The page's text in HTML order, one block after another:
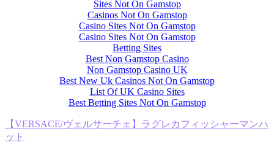
Sites Not On Gamstop
Casinos Not On Gamstop
Casino Sites Not On Gamstop
Casino Sites Not On Gamstop
Betting Sites
Best Non Gamstop Casino
Non Gamstop Casino UK
Best New Uk Casinos Not On Gamstop
List Of UK Casino Sites
Best Betting Sites Not On Gamstop
【VERSACE/ヴェルサーチェ】ラグレカフィッシャーマンハ
ット